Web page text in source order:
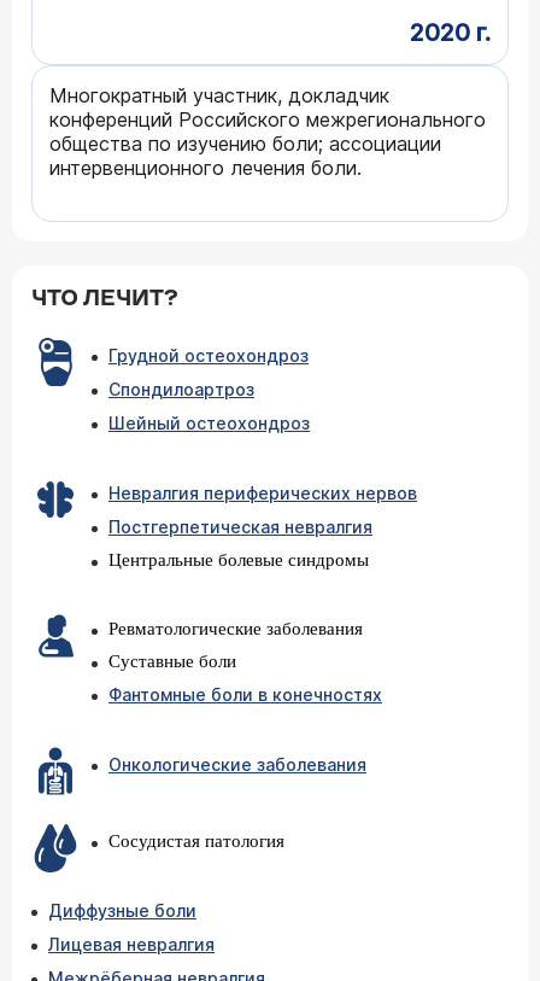
2020 г.
Многократный участник, докладчик
конференций Российского межрегионального
общества по изучению боли; ассоциации
интервенционного лечения боли.
ЧТО ЛЕЧИТ?
Грудной остеохондроз
Спондилоартроз
Шейный остеохондроз
Невралгия периферических нервов
Постгерпетическая невралгия
Центральные болевые синдромы
Ревматологические заболевания
Суставные боли
Фантомные боли в конечностях
Онкологические заболевания
Сосудистая патология
Диффузные боли
Лицевая невралгия